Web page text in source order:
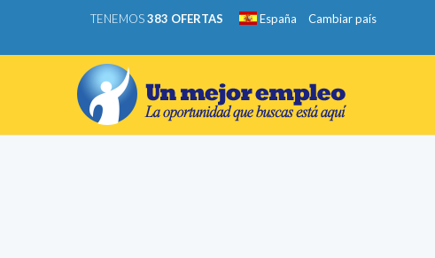
TENEMOS383 OFERTAS España Cambiar país